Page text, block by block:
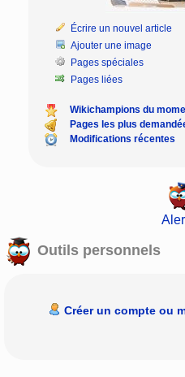
Écrire un nouvel article
Ajouter une image
Pages spéciales
Pages liées
Wikichampions du
Pages les plus
Modifications récentes
Outils personnels
Créer un compte ou